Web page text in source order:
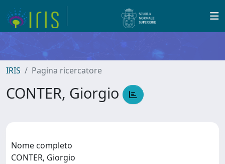
IRIS Pagina ricercatore
CONTER, Giorgio
Nome completo
CONTER, Giorgio